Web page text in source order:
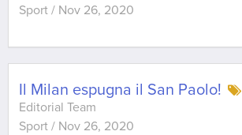
Sport / Nov 26, 2020
Il Milan espugna il San Paolo!
Editorial Team
Sport / Nov 26, 2020